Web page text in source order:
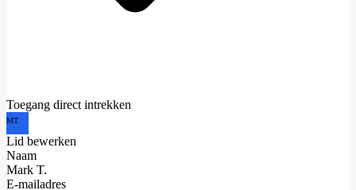
Toegang direct intrekken
MT
Lid bewerken
Naam
Mark T.
E-mailadres